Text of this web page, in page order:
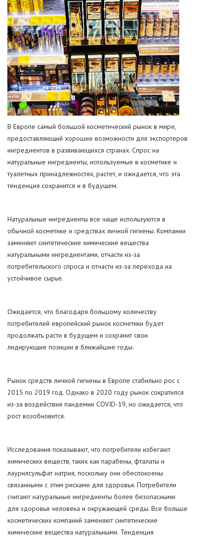
В Европе самый большой косметический рынок в мире,
предоставляющий хорошие возможности для экспортеров
ингредиентов в развивающихся странах. Спрос на
натуральные ингредиенты, используемые в косметике и
туалетных принадлежностях, растет, и ожидается, что эта
тенденция сохранится и в будущем.
Натуральные ингредиенты все чаще используются в
обычной косметике и средствах личной гигиены. Компании
заменяют синтетические химические вещества
натуральными ингредиентами, отчасти из-за
потребительского спроса и отчасти из-за перехода на
устойчивое сырье.
Ожидается, что благодаря большому количеству
потребителей европейский рынок косметики будет
продолжать расти в будущем и сохранит свои
лидирующие позиции в ближайшие годы.
Рынок средств личной гигиены в Европе стабильно рос с
2015 по 2019 год. Однако в 2020 году рынок сократился
из-за воздействия пандемии COVID-19, но ожидается, что
рост возобновится.
Исследования показывают, что потребители избегают
химических веществ, таких как парабены, фталаты и
лаурилсульфат натрия, поскольку они обеспокоены
связанными с этим рисками для здоровья. Потребители
считают натуральные ингредиенты более безопасными
для здоровья человека и окружающей среды. Все больше
косметических компаний заменяют синтетические
химические вещества натуральными. Тенденция